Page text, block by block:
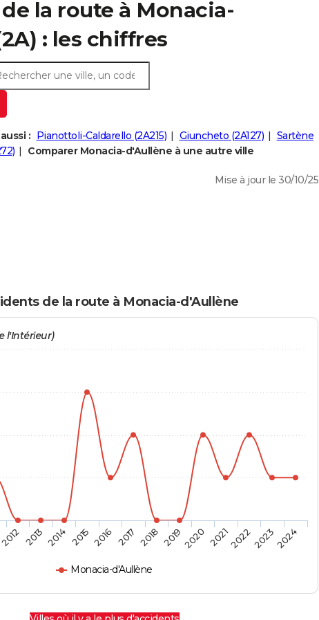
la route à Monacia-
: les chiffres
: Pianottoli-Caldarello (2A215) Giuncheto (2A127)
Sartène
Comparer Monacia-d'Aullène à une autre ville
Mise à jour le 30/10/25
de la route à Monacia-d'Aullène
l'Intérieur)
Monacia-d'Aullène
2012 2013 2014 2015 2016 2017 2018 20192020 2021202220232024